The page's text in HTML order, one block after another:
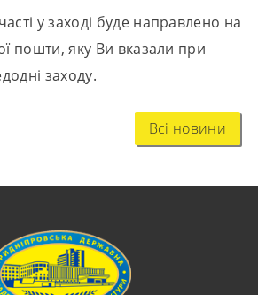
у заході буде направлено на
пошти, яку Ви вказали при
заходу.
Всі новини